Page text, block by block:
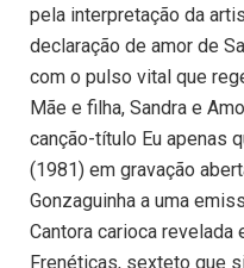
pela interpretação da
declaração de amor de
com o pulso vital que
Mãe e filha, Sandra e
canção-título Eu apenas
(1981) em gravação
Gonzaguinha a uma
Cantora carioca revelada
Frenéticas, sexteto que